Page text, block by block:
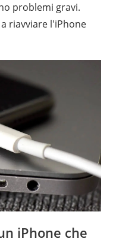
problemi gravi.
riavviare l'iPhone
iPhone che